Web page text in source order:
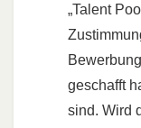
„Talent
geschafft
sind. Wird